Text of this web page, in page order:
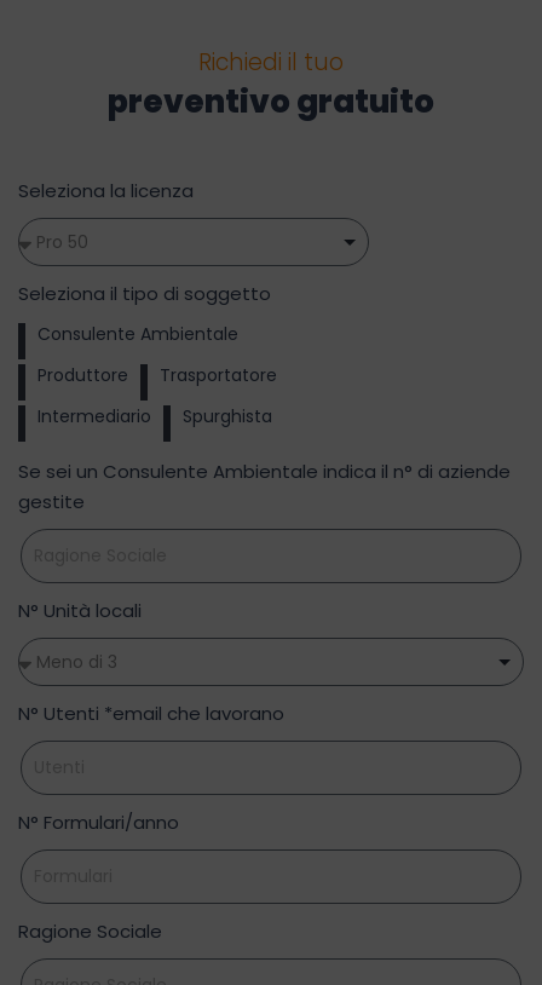
Richiedi il tuo
preventivo gratuito
Seleziona la licenza
Seleziona il tipo di soggetto
Consulente Ambientale
Produttore
Trasportatore
Intermediario
Spurghista
Se sei un Consulente Ambientale indica il n° di aziende
gestite
N° Unità locali
N° Utenti *email che lavorano
N° Formulari/anno
Ragione Sociale